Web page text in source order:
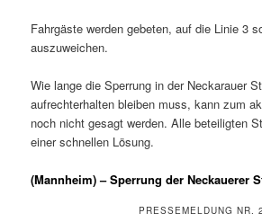
Fahrgäste werden gebeten, auf die Linie 3
auszuweichen.
Wie lange die Sperrung in der Neckarauer
aufrechterhalten bleiben muss, kann zum
noch nicht gesagt werden. Alle beteiligten
einer schnellen Lösung.
(Mannheim) – Sperrung der Neckauerer
PRESSEMELDUNG NR. 2